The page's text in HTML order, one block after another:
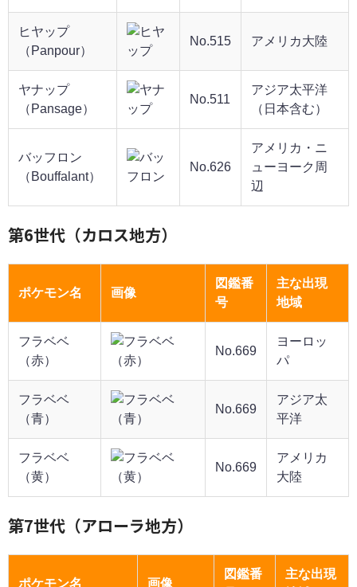
ヒヤップ
（Panpour）
No.515 アメリカ大陸
ヤナップ
（Pansage）
No.511
アジア太平洋
（日本含む）
バッフロン
（Bouffalant）
No.626
アメリカ・ニ
ューヨーク周
辺
第6世代（カロス地方）
ポケモン名 画像
図鑑番
号
主な出現
地域
フラベベ
（赤）
No.669
ヨーロッ
パ
フラベベ
（青）
No.669
アジア太
平洋
フラベベ
（黄）
No.669
アメリカ
大陸
第7世代（アローラ地方）
ポケモン名 画像
図鑑番
主な出現